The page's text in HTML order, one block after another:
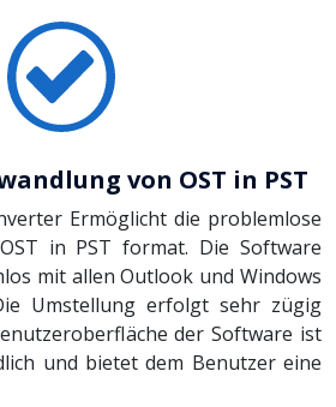
von OST in PST
Ermöglicht die problemlose
in PST format. Die Software
mit allen Outlook und Windows
Umstellung erfolgt sehr zügig
der Software ist
und bietet dem Benutzer eine